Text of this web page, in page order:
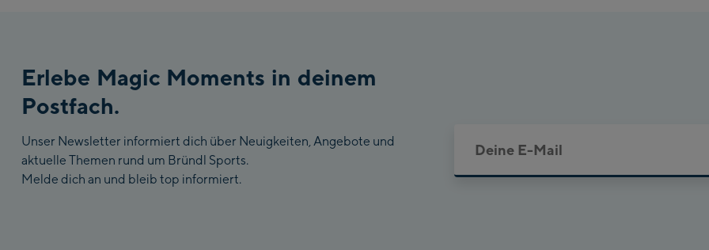
Erlebe Magic Moments in deinem
Postfach.
Unser Newsletter informiert dich über Neuigkeiten, Angebote und
aktuelle Themen rund um Bründl Sports.
Melde dich an und bleib top informiert.